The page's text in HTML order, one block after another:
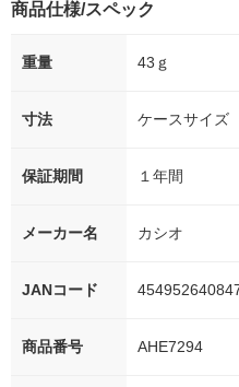
商品仕様/スペック
重量 43ｇ
寸法 ケースサイ
保証期間 １年間
メーカー名 カシオ
JANコード
商品番号 AHE7294